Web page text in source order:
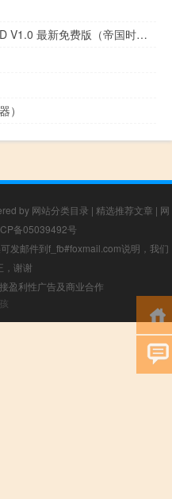
帝国时代3亚洲王朝无限人口MOD V1.0 最新免费版（帝国时代3亚洲王朝无限人口MOD V1.0 最新免费版功能简介）
）
by 网站分类目录 | 精选推荐文章 | 网
备05039492号
发邮件到f_fb#foxmail.com说明，我们
，谢谢
盈利性广告及商业合作